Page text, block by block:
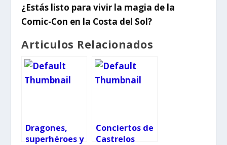
¿Estás listo para vivir la magia de la
Comic-Con en la Costa del Sol?
Articulos Relacionados
Dragones,
superhéroes y
Conciertos de
Castrelos